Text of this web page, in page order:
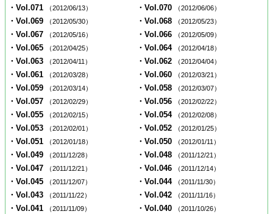
・Vol.071 （2012/06/13） ・Vol.070 （2012/06/06）
・Vol.069 （2012/05/30） ・Vol.068 （2012/05/23）
・Vol.067 （2012/05/16） ・Vol.066 （2012/05/09）
・Vol.065 （2012/04/25） ・Vol.064 （2012/04/18）
・Vol.063 （2012/04/11） ・Vol.062 （2012/04/04）
・Vol.061 （2012/03/28） ・Vol.060 （2012/03/21）
・Vol.059 （2012/03/14） ・Vol.058 （2012/03/07）
・Vol.057 （2012/02/29） ・Vol.056 （2012/02/22）
・Vol.055 （2012/02/15） ・Vol.054 （2012/02/08）
・Vol.053 （2012/02/01） ・Vol.052 （2012/01/25）
・Vol.051 （2012/01/18） ・Vol.050 （2012/01/11）
・Vol.049 （2011/12/28） ・Vol.048 （2011/12/21）
・Vol.047 （2011/12/21） ・Vol.046 （2011/12/14）
・Vol.045 （2011/12/07） ・Vol.044 （2011/11/30）
・Vol.043 （2011/11/22） ・Vol.042 （2011/11/16）
・Vol.041 （2011/11/09） ・Vol.040 （2011/10/26）